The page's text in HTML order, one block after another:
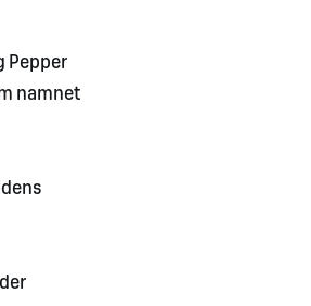
Pepper
namnet